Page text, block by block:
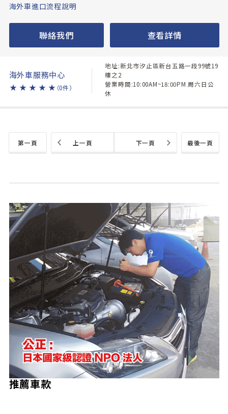
海外車進口流程說明
聯絡我們 查看詳情
海外車服務中心
★ ★ ★ ★ ★ （0件）
地址:新北市汐止區新台五路一段99號19
樓之2
營業時間:10:00AM~18:00PM 周六日公
休
第一頁 最後一頁
上一頁 下一頁
推薦車款